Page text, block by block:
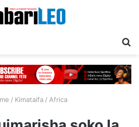
/ Kimataifa / Africa